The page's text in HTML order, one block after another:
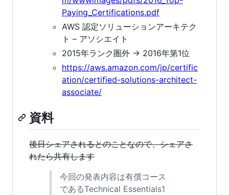
Paying_Certifications.pdf
AWS 認定ソリューションアーキテク
ト – アソシエイト
2015年ランク圏外 -> 2016年第1位
https://aws.amazon.com/jp/certific
ation/certified-solutions-architect-
associate/
資料
後日シェアされるとのことなので、シェアさ
れたら共有します
今回の発表内容は有償コース
であるTechnical Essentials1